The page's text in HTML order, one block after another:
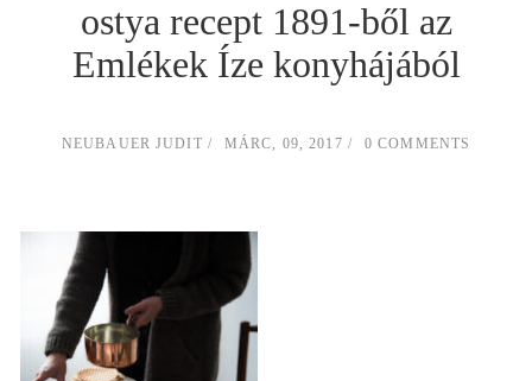
ostya recept 1891-ből az
Emlékek Íze konyhájából
NEUBAUER JUDIT MÁRC, 09, 2017 0 COMMENTS